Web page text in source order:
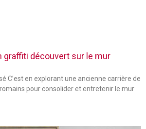
graffiti découvert sur le mur
C’est en explorant une ancienne carrière de
pour consolider et entretenir le mur